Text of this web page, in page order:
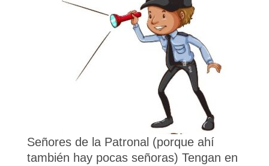
Señores de la Patronal (porque ahí
también hay pocas señoras) Tengan en